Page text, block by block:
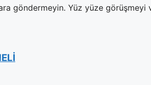
göndermeyin. Yüz yüze